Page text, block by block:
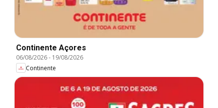
Continente Açores
06/08/2026- 19/08/2026
Continente